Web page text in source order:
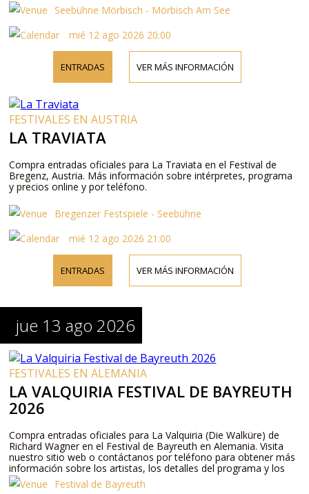
Seebühne Mörbisch - Mörbisch Am See
mié 12 ago 2026 20:00
ENTRADAS VER MÁS INFORMACIÓN
FESTIVALES EN AUSTRIA
LA TRAVIATA
Compra entradas oficiales para La Traviata en el Festival de
Bregenz, Austria. Más información sobre intérpretes, programa
y precios online y por teléfono.
Bregenzer Festspiele - Seebühne
mié 12 ago 2026 21:00
ENTRADAS VER MÁS INFORMACIÓN
jue 13 ago 2026
FESTIVALES EN ALEMANIA
LA VALQUIRIA FESTIVAL DE BAYREUTH
2026
Compra entradas oficiales para La Valquiria (Die Walküre) de
Richard Wagner en el Festival de Bayreuth en Alemania. Visita
nuestro sitio web o contáctanos por teléfono para obtener más
información sobre los artistas, los detalles del programa y los
precios de las entradas.
Festival de Bayreuth